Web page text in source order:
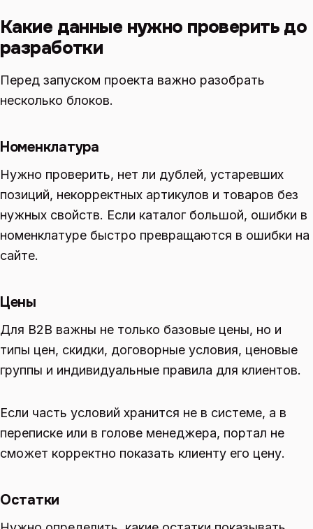
Какие данные нужно проверить до
разработки
Перед запуском проекта важно разобрать
несколько блоков.
Номенклатура
Нужно проверить, нет ли дублей, устаревших
позиций, некорректных артикулов и товаров без
нужных свойств. Если каталог большой, ошибки в
номенклатуре быстро превращаются в ошибки на
сайте.
Цены
Для B2B важны не только базовые цены, но и
типы цен, скидки, договорные условия, ценовые
группы и индивидуальные правила для клиентов.
Если часть условий хранится не в системе, а в
переписке или в голове менеджера, портал не
сможет корректно показать клиенту его цену.
Остатки